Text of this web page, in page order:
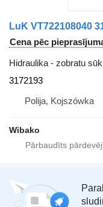
LuK VT722108040
Cena pēc
Hidraulika - zobratu
3172193
Polija, Kojszówka
Wibako